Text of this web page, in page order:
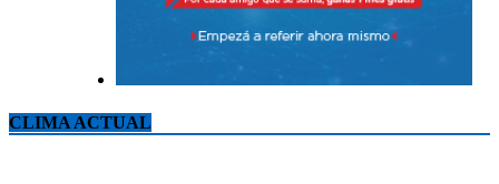
CLIMA ACTUAL